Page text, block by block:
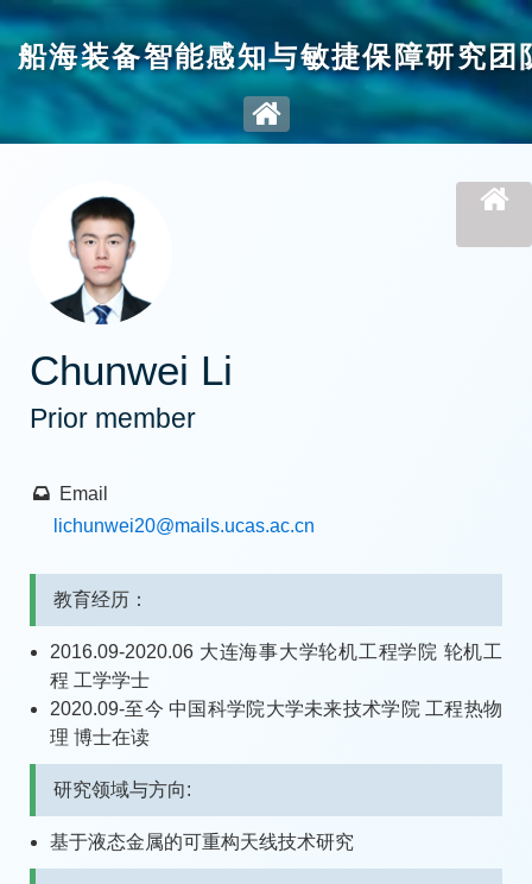
船海装备智能感知与敏捷保障研究团
Chunwei Li
Prior member
Email
lichunwei20@mails.ucas.ac.cn
教育经历：
2016.09-2020.06 大连海事大学轮机工程学院 轮机工
程 工学学士
2020.09-至今 中国科学院大学未来技术学院 工程热物
理 博士在读
研究领域与方向:
基于液态金属的可重构天线技术研究